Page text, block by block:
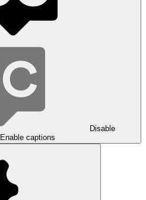
Disable
Enable captions